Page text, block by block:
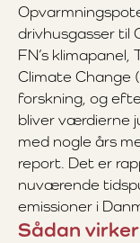
drivhusgasser til
FN’s
Climate Change
forskning, og
bliver værdierne
med nogle års
report. Det er
nuværende
emissioner i
Sådan